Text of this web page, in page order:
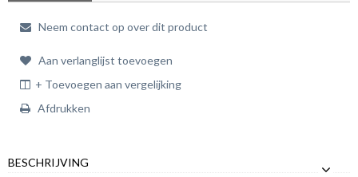
Neem contact op over dit product
Aan verlanglijst toevoegen
+ Toevoegen aan vergelijking
Afdrukken
BESCHRIJVING